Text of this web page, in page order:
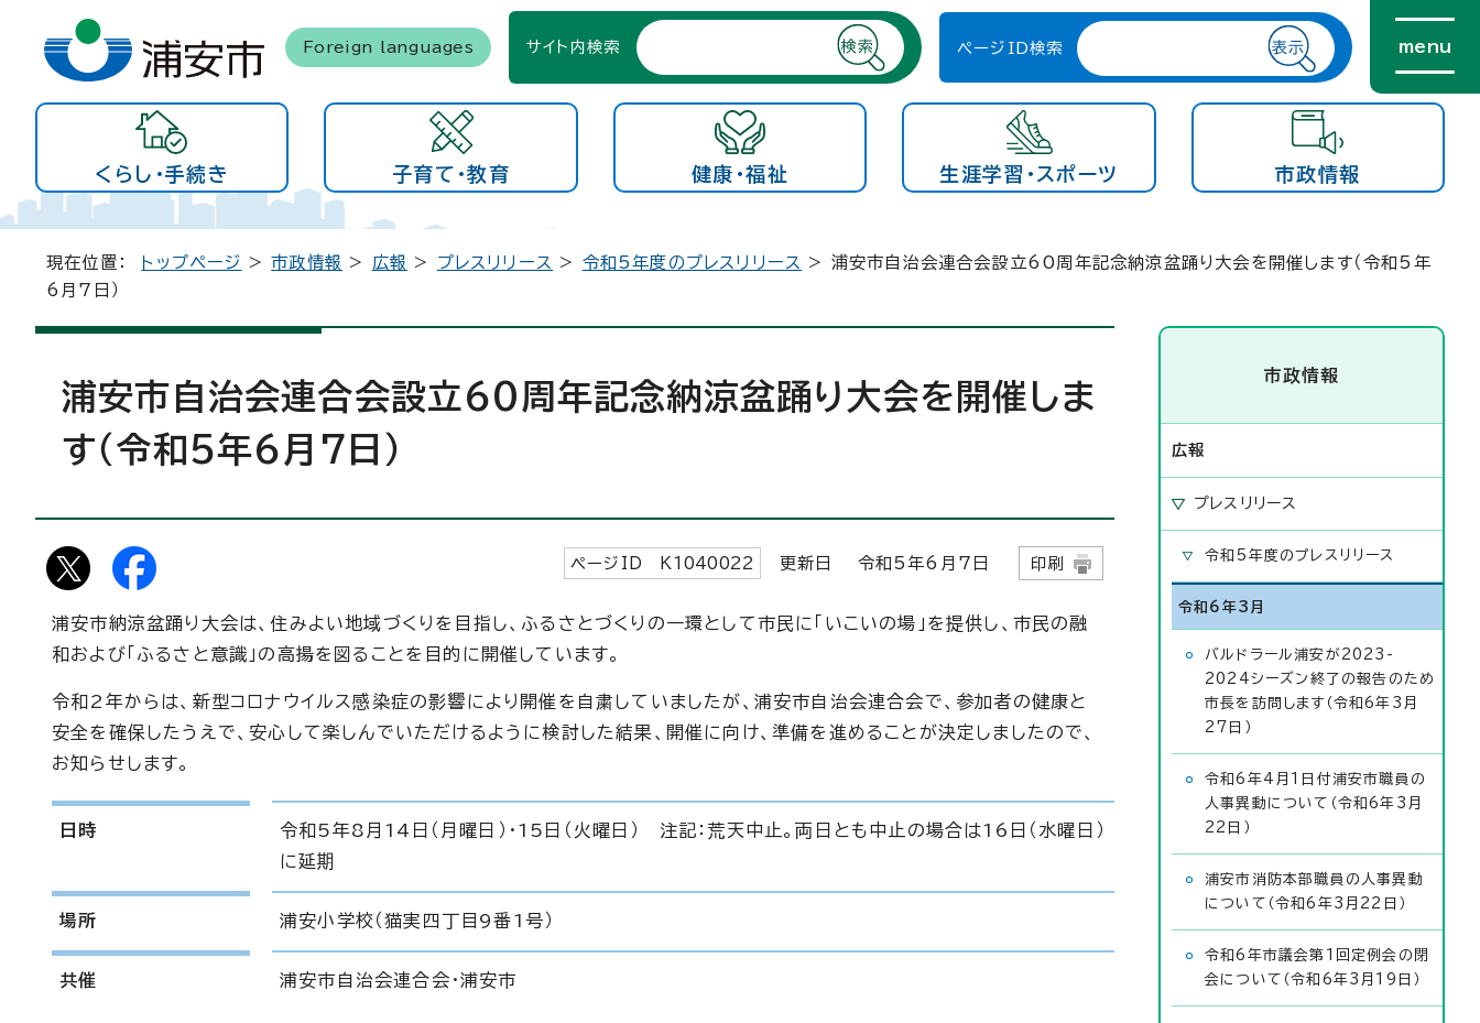
Foreign languages サイト内検索 ページID検索 menu
くらし・手続き 子育て・教育 健康・福祉 生涯学習・スポーツ 市政情報
現在位置： トップページ >市政情報 > 広報 > プレスリリース > 令和5年度のプレスリリース > 浦安市自治会連合会設立60周年記念納涼盆踊り大会を開催します（令和5年
6月7日）
浦安市自治会連合会設立60周年記念納涼盆踊り大会を開催しま
す（令和5年6月7日）
ページID K 1040022 更新日 令和5年6月7日 印刷
浦安市納涼盆踊り大会は、住みよい地域づくりを目指し、ふるさとづくりの一環として市民に「いこいの場」を提供し、市民の融
和および「ふるさと意識」の高揚を図ることを目的に開催しています。
令和2年からは、新型コロナウイルス感染症の影響により開催を自粛していましたが、浦安市自治会連合会で、参加者の健康と
安全を確保したうえで、安心して楽しんでいただけるように検討した結果、開催に向け、準備を進めることが決定しましたので、
お知らせします。
日時
令和5年8月14日（月曜日）・15日（火曜日） 注記：荒天中止。両日とも中止の場合は16日（水曜日）
に延期
場所 浦安小学校（猫実四丁目9番1号）
共催 浦安市自治会連合会・浦安市
市政情報
広報
プレスリリース
令和5年度のプレスリリース
令和6年3月
バルドラール浦安が2023-
2024シーズン終了の報告のため
市長を訪問します（令和6年3月
27日）
令和6年4月1日付浦安市職員の
人事異動について（令和6年3月
22日）
浦安市消防本部職員の人事異動
について（令和6年3月22日）
令和6年市議会第1回定例会の閉
会について（令和6年3月19日）